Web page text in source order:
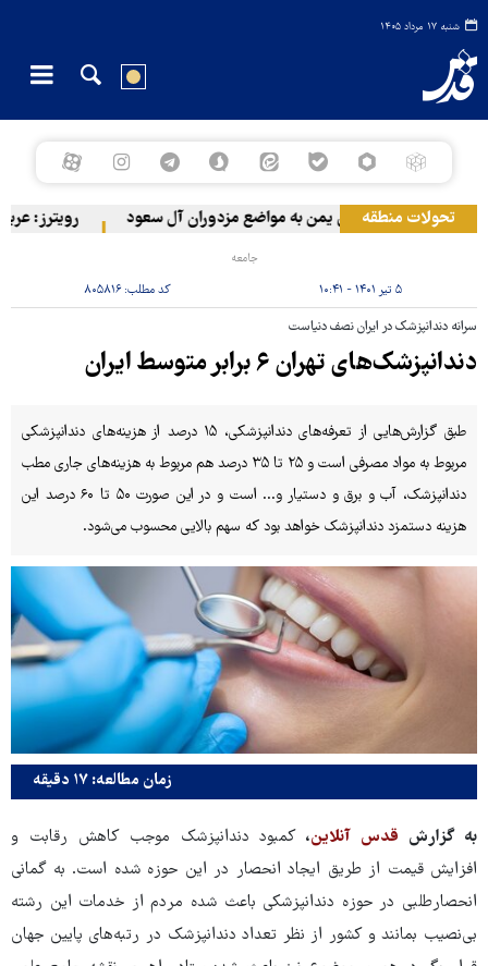
شنبه ۱۷ مرداد ۱۴۰۵
تحولات منطقه
حمله ارتش یمن به مواضع مزدوران آل سعود رویترز: عربستان ۸۶ درصد از موشک‌های پاتریوت خود را استفاده کرده است
جامعه
۵ تیر ۱۴۰۱ - ۱۰:۴۱ کد مطلب: ۸۰۵۸۱۶
سرانه دندانپزشک در ایران نصف دنیاست
دندانپزشک‌های تهران ۶ برابر متوسط ایران
طبق گزارش‌هایی از تعرفه‌های دندانپزشکی، ۱۵ درصد از هزینه‌های دندانپزشکی
مربوط به مواد مصرفی است و ۲۵ تا ۳۵ درصد هم مربوط به هزینه‌های جاری مطب
دندانپزشک، آب و برق و دستیار و... است و در این صورت ۵۰ تا ۶۰ درصد این
هزینه دستمزد دندانپزشک خواهد بود که سهم بالایی محسوب می‌شود.
زمان مطالعه: ۱۷ دقیقه
به گزارش قدس آنلاین،کمبود دندانپزشک موجب کاهش رقابت و
افزایش قیمت از طریق ایجاد انحصار در این حوزه شده است. به گمانی
انحصارطلبی در حوزه دندانپزشکی باعث شده مردم از خدمات این رشته
بی‌نصیب بمانند و کشور از نظر تعداد دندانپزشک در رتبه‌های پایین جهان